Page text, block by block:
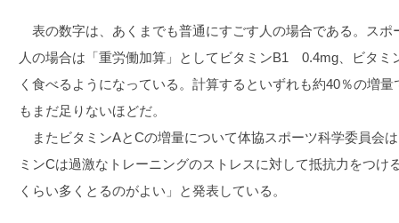
表の数字は、あくまでも普通にすごす人の場合である。スポ
人の場合は「重労働加算」としてビタミンB1 0.4mg、ビタ
く食べるようになっている。計算するといずれも約40％の増
もまだ足りないほどだ。
またビタミンAとCの増量について体協スポーツ科学委員会
ミンCは過激なトレーニングのストレスに対して抵抗力をつけ
くらい多くとるのがよい」と発表している。